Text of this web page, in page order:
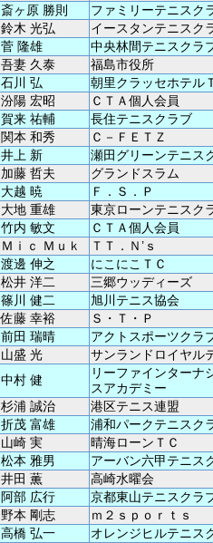
斎ヶ原 勝則
ファミリーテニスク
鈴木 光弘
イースタンテニスク
菅 隆雄
中央林間テニスクラ
吾妻 久泰
福島市役所
石川 弘
朝里クラッセホテル
汾陽 宏昭
ＣＴＡ個人会員
賀来 祐輔
長住テニスクラブ
関本 和秀
Ｃ－ＦＥＴＺ
井上 新
瀬田グリーンテニス
加藤 哲夫
グランドスラム
大越 暁
Ｆ．Ｓ．Ｐ
大地 重雄
東京ローンテニスク
竹内 敏文
ＣＴＡ個人会員
Ｍｉｃ Ｍｕｋ
ＴＴ．Ｎ’ｓ
渡邊 伸之
にこにこＴＣ
松井 洋二
三郷ウッディーズ
篠川 健二
旭川テニス協会
佐藤 幸裕
Ｓ・Ｔ・Ｐ
前田 瑞晴
アクトスポーツクラ
山盛 光
サンランドロイヤル
中村 健
リーファインターナ
スアカデミー
杉浦 誠治
港区テニス連盟
折茂 富雄
浦和パークテニスク
山崎 実
晴海ローンＴＣ
松本 雅男
アーバン六甲テニス
井田 薫
高崎水曜会
阿部 広行
京都東山テニスクラ
野本 剛志
ｍ２ｓｐｏｒｔｓ
高橋 弘一
オレンジヒルテニス